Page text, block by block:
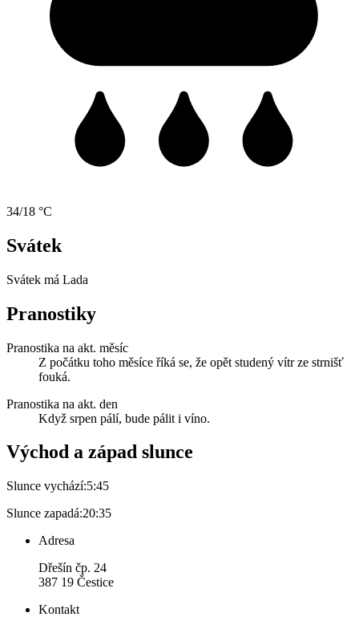
34/18 °C
Svátek
Svátek má Lada
Pranostiky
Pranostika na akt. měsíc
Z počátku toho měsíce říká se, že opět studený vítr ze strnišť
fouká.
Pranostika na akt. den
Když srpen pálí, bude pálit i víno.
Východ a západ slunce
Slunce vychází:5:45
Slunce zapadá:20:35
Adresa
Dřešín čp. 24
387 19 Čestice
Kontakt